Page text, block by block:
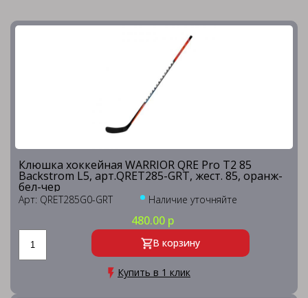
Клюшка хоккейная WARRIOR QRE Pro T2 85
Backstrom L5, арт.QRET285-GRT, жест. 85, оранж-
бел-чер
Арт: QRET285G0-GRT Наличие уточняйте
480.00 р
В корзину
Купить в 1 клик